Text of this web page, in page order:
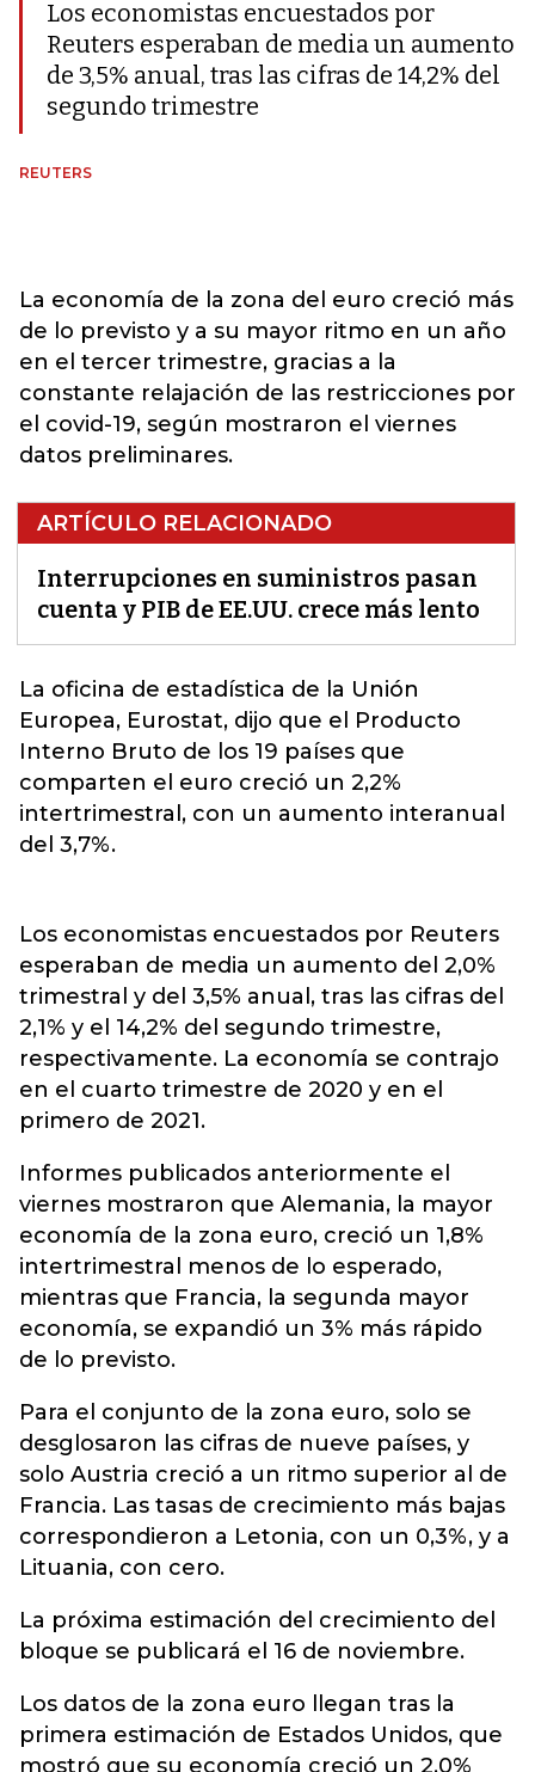
Los economistas encuestados por
Reuters esperaban de media un aumento
de 3,5% anual, tras las cifras de 14,2% del
segundo trimestre
REUTERS
La economía de la zona del euro creció más
de lo previsto y a su mayor ritmo en un año
en el tercer trimestre, gracias a la
constante relajación de las restricciones por
el covid-19, según mostraron el viernes
datos preliminares.
ARTÍCULO RELACIONADO
Interrupciones en suministros pasan
cuenta y PIB de EE.UU. crece más lento
La oficina de estadística de la Unión
Europea, Eurostat, dijo que el Producto
Interno Bruto de los 19 países que
comparten el euro creció un 2,2%
intertrimestral, con un aumento interanual
del 3,7%.
Los economistas encuestados por Reuters
esperaban de media un aumento del 2,0%
trimestral y del 3,5% anual, tras las cifras del
2,1% y el 14,2% del segundo trimestre,
respectivamente. La economía se contrajo
en el cuarto trimestre de 2020 y en el
primero de 2021.
Informes publicados anteriormente el
viernes mostraron que Alemania, la mayor
economía de la zona euro, creció un 1,8%
intertrimestral menos de lo esperado,
mientras que Francia, la segunda mayor
economía, se expandió un 3% más rápido
de lo previsto.
Para el conjunto de la zona euro, solo se
desglosaron las cifras de nueve países, y
solo Austria creció a un ritmo superior al de
Francia. Las tasas de crecimiento más bajas
correspondieron a Letonia, con un 0,3%, y a
Lituania, con cero.
La próxima estimación del crecimiento del
bloque se publicará el 16 de noviembre.
Los datos de la zona euro llegan tras la
primera estimación de Estados Unidos, que
mostró que su economía creció un 2,0%